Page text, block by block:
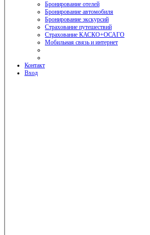
Бронирование отелей
Бронирование автомобиля
Бронирование экскурсий
Страхование путешествий
Страхование КАСКО+ОСАГО
Мобильная связь и интернет
Контакт
Вход